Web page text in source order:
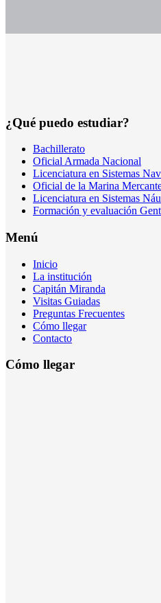
¿Qué puedo estudiar?
Bachillerato
Oficial Armada Nacional
Licenciatura en Sistemas
Oficial de la Marina
Licenciatura en Sistemas
Formación y evaluación
Menú
Inicio
La institución
Capitán Miranda
Visitas Guiadas
Preguntas Frecuentes
Cómo llegar
Contacto
Cómo llegar